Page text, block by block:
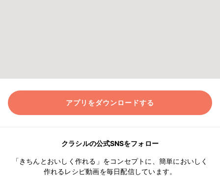
アプリをダウンロードする
クラシルの公式SNSをフォロー
「きちんとおいしく作れる」をコンセプトに、簡単においしく
作れるレシピ動画を毎日配信しています。